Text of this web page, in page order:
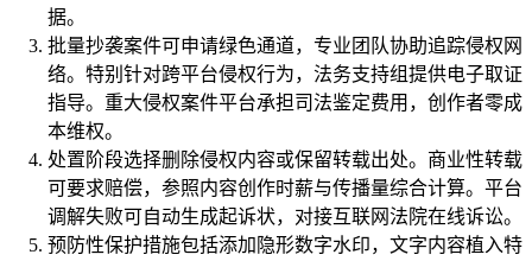
据。
批量抄袭案件可申请绿色通道，专业团队协助追踪侵权网
络。特别针对跨平台侵权行为，法务支持组提供电子取证
指导。重大侵权案件平台承担司法鉴定费用，创作者零成
本维权。
处置阶段选择删除侵权内容或保留转载出处。商业性转载
可要求赔偿，参照内容创作时薪与传播量综合计算。平台
调解失败可自动生成起诉状，对接互联网法院在线诉讼。
预防性保护措施包括添加隐形数字水印，文字内容植入特